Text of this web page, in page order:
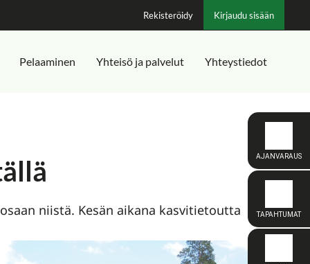
Rekisteröidy Kirjaudu sisään
Pelaaminen Yhteisö ja palvelut Yhteystiedot
niistä. Kesän aikana kasvitietoutta